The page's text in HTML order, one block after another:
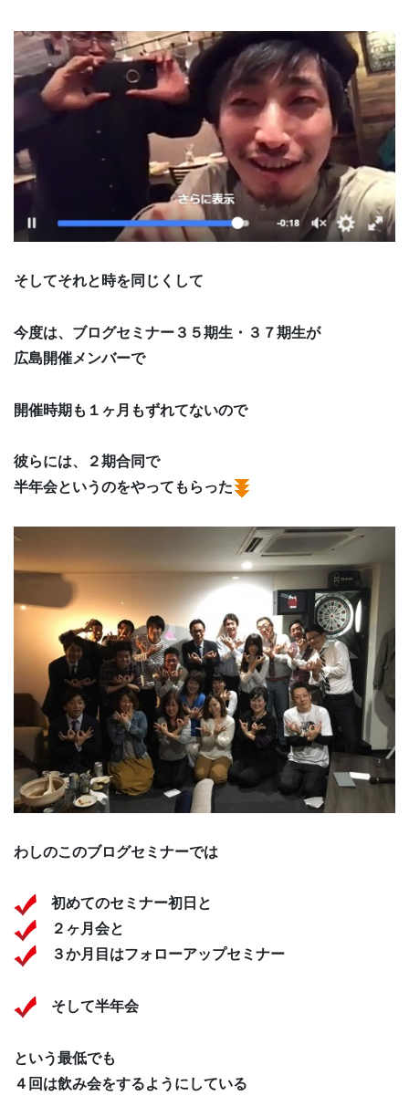
そしてそれと時を同じくして
今度は、ブログセミナー３５期生・３７期生が
広島開催メンバーで
開催時期も１ヶ月もずれてないので
彼らには、２期合同で
半年会というのをやってもらった
わしのこのブログセミナーでは
初めてのセミナー初日と
２ヶ月会と
３か月目はフォローアップセミナー
そして半年会
という最低でも
４回は飲み会をするようにしている